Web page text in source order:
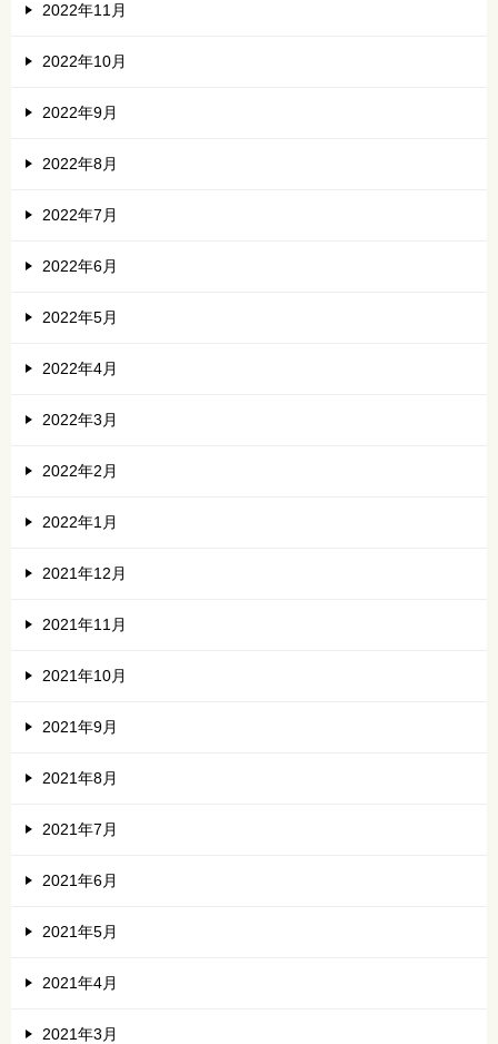
2022年11月
2022年10月
2022年9月
2022年8月
2022年7月
2022年6月
2022年5月
2022年4月
2022年3月
2022年2月
2022年1月
2021年12月
2021年11月
2021年10月
2021年9月
2021年8月
2021年7月
2021年6月
2021年5月
2021年4月
2021年3月